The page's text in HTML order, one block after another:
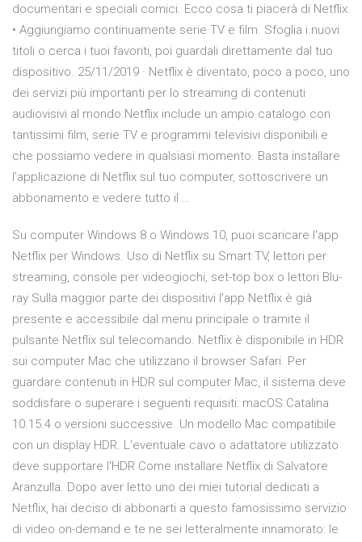
documentari e speciali comici. Ecco cosa ti piacerà di Netflix:
• Aggiungiamo continuamente serie TV e film. Sfoglia i nuovi
titoli o cerca i tuoi favoriti, poi guardali direttamente dal tuo
dispositivo. 25/11/2019 · Netflix è diventato, poco a poco, uno
dei servizi più importanti per lo streaming di contenuti
audiovisivi al mondo.Netflix include un ampio catalogo con
tantissimi film, serie TV e programmi televisivi disponibili e
che possiamo vedere in qualsiasi momento. Basta installare
l'applicazione di Netflix sul tuo computer, sottoscrivere un
abbonamento e vedere tutto il …
Su computer Windows 8 o Windows 10, puoi scaricare l'app
Netflix per Windows. Uso di Netflix su Smart TV, lettori per
streaming, console per videogiochi, set-top box o lettori Blu-
ray Sulla maggior parte dei dispositivi l'app Netflix è già
presente e accessibile dal menu principale o tramite il
pulsante Netflix sul telecomando. Netflix è disponibile in HDR
sui computer Mac che utilizzano il browser Safari. Per
guardare contenuti in HDR sul computer Mac, il sistema deve
soddisfare o superare i seguenti requisiti: macOS Catalina
10.15.4 o versioni successive. Un modello Mac compatibile
con un display HDR. L'eventuale cavo o adattatore utilizzato
deve supportare l'HDR Come installare Netflix di Salvatore
Aranzulla. Dopo aver letto uno dei miei tutorial dedicati a
Netflix, hai deciso di abbonarti a questo famosissimo servizio
di video on-demand e te ne sei letteralmente innamorato: le